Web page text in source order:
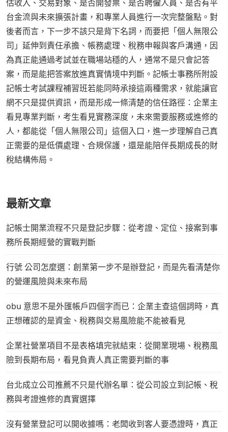
估收入、交易對象、是否開發票、是否聘僱人員、是否有平
台金流與未來擴張計畫，和專業人員進行一次完整盤點。對
後者而言，下一步不該只是背下名詞，而要把「個人無限公
司」延伸到責任承擔、帳務處理、稅務申報與客戶溝通，因
為真正能通過考試並在職場站穩的人，通常不是只會記答
案，而是能把答案放進真實情境中判斷。記帳士事務所附設
記帳士考試課程補習班若能同時承接這兩種需求，就能讓官
網不只是提供資訊，而是形成一條清楚的信任路徑：企業主
看見專業判斷，考生看見實務深度，未來需要服務或進修的
人，都能從「個人無限公司」這個入口，進一步理解自己真
正需要的是低價處理、合規保護，還是能陪伴長期成長的財
稅結構佈局。
最新文章
記帳士開業流程不只是登記步驟：從考證、定位、接案到事
務所長期經營的實戰判斷
行號 公司怎麼選：創業第一步不是辦登記，而是先看清楚你
的營運風險與未來布局
obu 意思不是外匯帳戶四個字而已：企業主查這個詞時，真
正想確認的是資金、稅務與交易風險能不能被看見
企業社營業項目不是表格填完就結束：從開業現場、稅務風
險到長期布局，看見負責人真正需要判斷的事
台北成立公司推薦不只是代辦名單：從公司設立到記帳、稅
務與考證進修的真實選擇
沒有營業登記可以開收據嗎：老闆收到客人要憑證時，真正